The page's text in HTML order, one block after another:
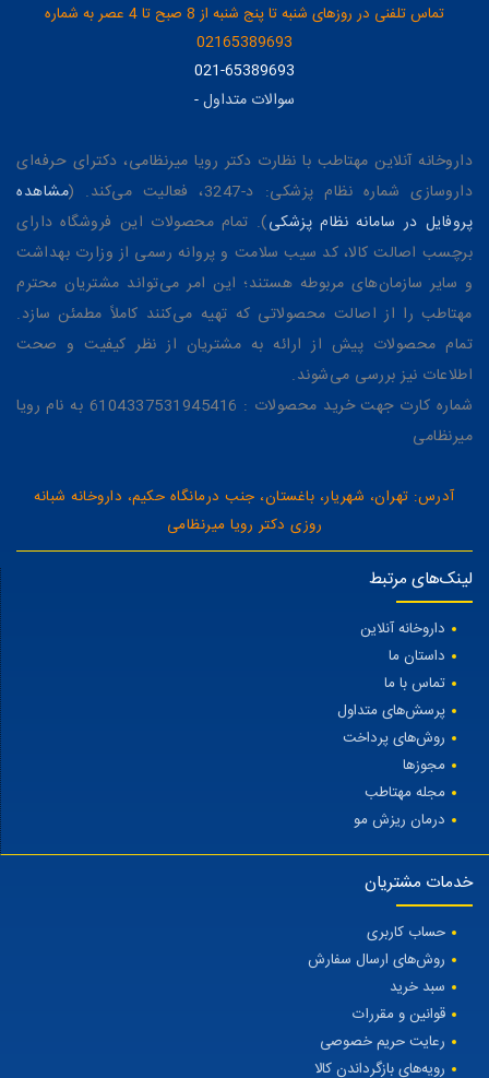
تماس تلفنی در روزهای شنبه تا پنج شنبه از 8 صبح تا 4 عصر به شماره
02165389693
021-65389693
سوالات متداول-
داروخانه آنلاین مهتاطب با نظارت دکتر رویا میرنظامی، دکترای حرفه‌ای
داروسازی شماره نظام پزشکی: د-3247، فعالیت می‌کند. (
مشاهده
پروفایل در سامانه نظام پزشکی). تمام محصولات این فروشگاه دارای
برچسب اصالت کالا، کد سیب سلامت و پروانه رسمی از وزارت بهداشت
و سایر سازمان‌های مربوطه هستند؛ این امر می‌تواند مشتریان محترم
مهتاطب را از اصالت محصولاتی که تهیه می‌کنند کاملاً مطمئن سازد.
تمام محصولات پیش از ارائه به مشتریان از نظر کیفیت و صحت
اطلاعات نیز بررسی می‌شوند.
شماره کارت جهت خرید محصولات : 6104337531945416 به نام رویا
میرنظامی
آدرس: تهران، شهریار، باغستان، جنب درمانگاه حکیم، داروخانه شبانه
روزی دکتر رویا میرنظامی
لینک‌های مرتبط
داروخانه آنلاین
داستان ما
تماس با ما
پرسش‌های متداول
روش‌های پرداخت
مجوزها
مجله مهتاطب
درمان ریزش مو
خدمات مشتریان
حساب کاربری
روش‌های ارسال سفارش
سبد خرید
قوانین و مقررات
رعایت حریم خصوصی
رویه‌های بازگرداندن کالا